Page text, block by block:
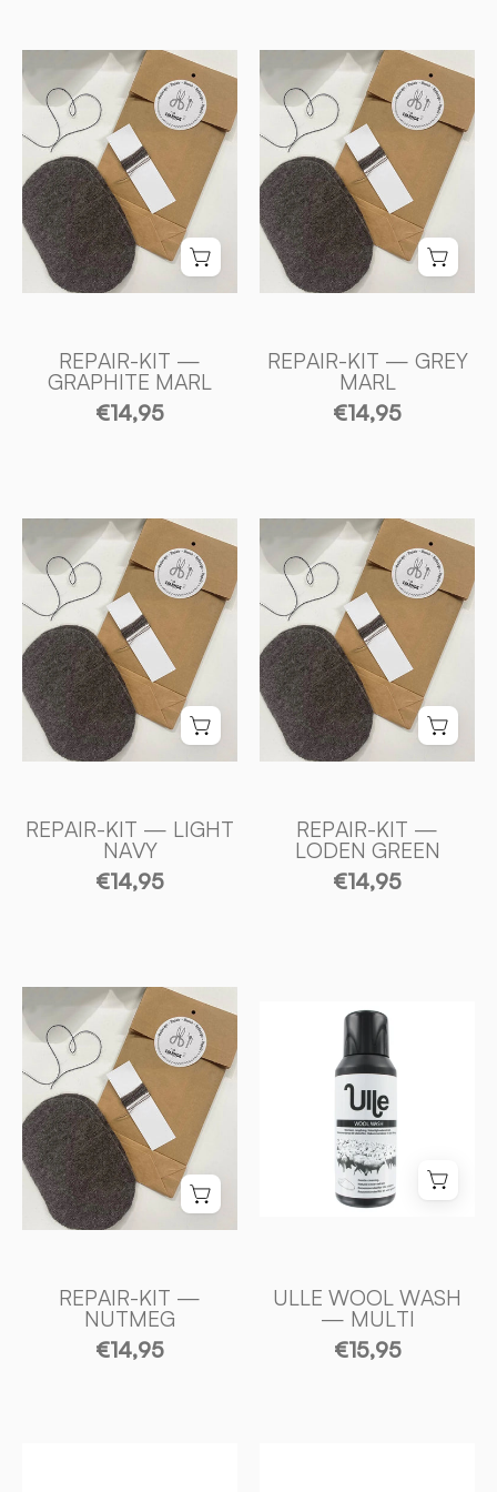
REPAIR
-
KIT
—
GRAPHITE
MARL
-
Ivanhoe
of
REPAIR-KIT —
GRAPHITE MARL
€14,95
REPAIR
-
KIT
—
GREY
MARL
-
Ivanhoe
of
REPAIR-KIT — GREY
MARL
€14,95
REPAIR
-
KIT
—
LIGHT
NAVY
-
Ivanhoe
of
REPAIR-KIT — LIGHT
NAVY
€14,95
REPAIR
-
KIT
—
LODEN
GREEN
-
Ivanhoe
of
REPAIR-KIT —
LODEN GREEN
€14,95
REPAIR
-
KIT
—
NUTMEG
-
Ivanhoe
of
Sweden
REPAIR-KIT —
NUTMEG
€14,95
ULLE
WOOL
WASH
—
MULTI
-
Ivanhoe
of
ULLE WOOL WASH
— MULTI
€15,95